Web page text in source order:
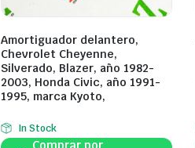
Amortiguador delantero,
Chevrolet Cheyenne,
Silverado, Blazer, año 1982-
2003, Honda Civic, año 1991-
1995, marca Kyoto,
In Stock